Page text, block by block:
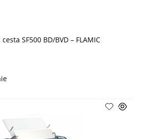
SF500 BD/BVD – FLAMIC